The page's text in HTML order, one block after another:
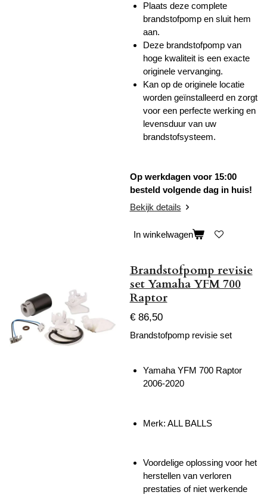
Plaats deze complete
brandstofpomp en sluit hem
aan.
Deze brandstofpomp van
hoge kwaliteit is een exacte
originele vervanging.
Kan op de originele locatie
worden geïnstalleerd en zorgt
voor een perfecte werking en
levensduur van uw
brandstofsysteem.
Op werkdagen voor 15:00
besteld volgende dag in huis!
Bekijk details
In winkelwagen
Brandstofpomp revisie
set Yamaha YFM 700
Raptor
€ 86,50
Brandstofpomp revisie set
Yamaha YFM 700 Raptor
2006-2020
Merk: ALL BALLS
Voordelige oplossing voor het
herstellen van verloren
prestaties of niet werkende